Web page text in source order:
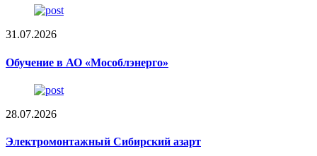
31.07.2026
Обучение в АО «Мособлэнерго»
28.07.2026
Электромонтажный Сибирский азарт